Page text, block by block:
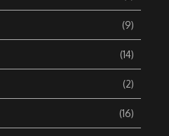
(9)
(14)
(2)
(16)